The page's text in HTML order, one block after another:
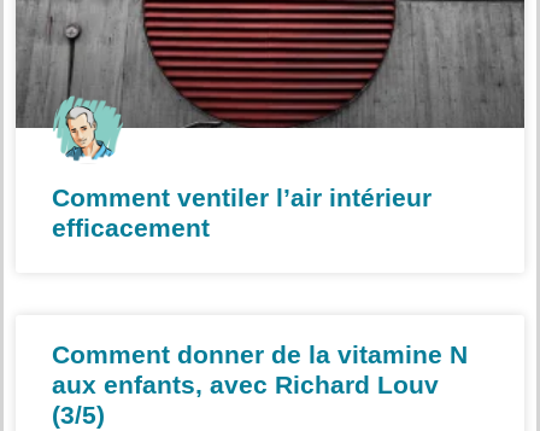
Comment ventiler l’air intérieur
efficacement
Comment donner de la vitamine N
aux enfants, avec Richard Louv
(3/5)